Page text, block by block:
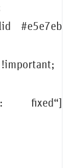
#e5e7eb
fixed“]